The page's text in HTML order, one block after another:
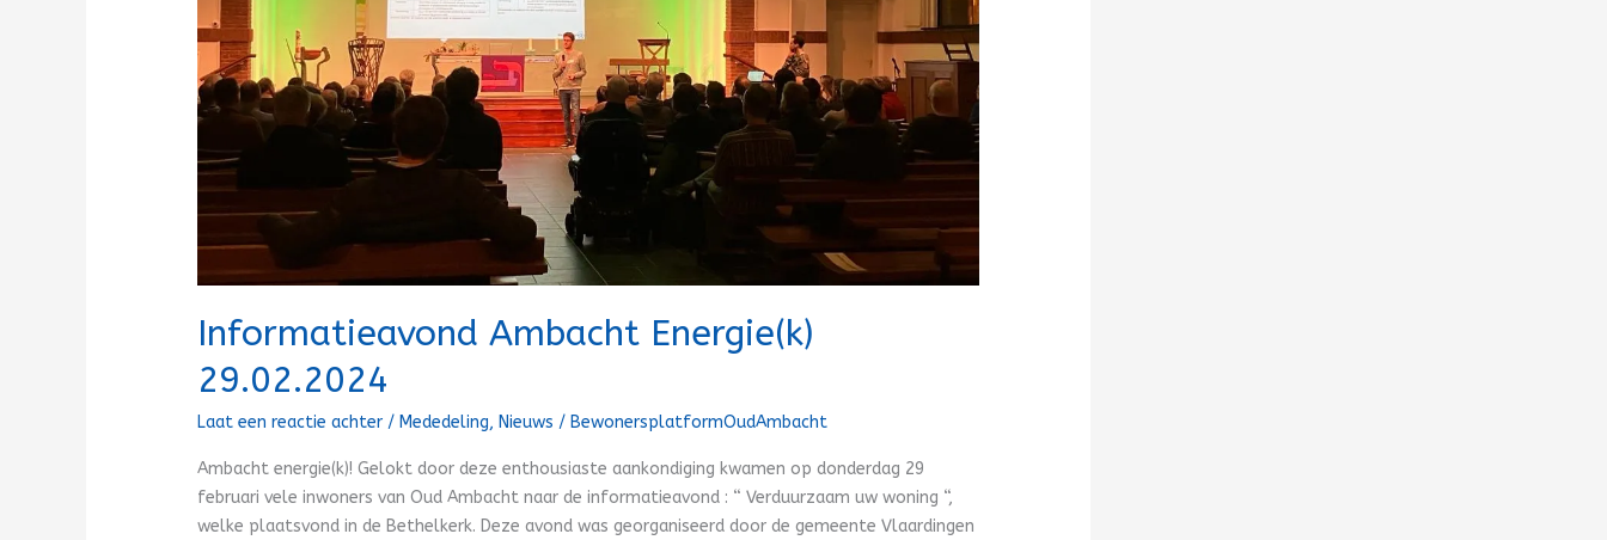
Informatieavond Ambacht Energie(k)
29.02.2024
Laat een reactie achter / Mededeling, Nieuws / BewonersplatformOudAmbacht
Ambacht energie(k)! Gelokt door deze enthousiaste aankondiging kwamen op donderdag 29
februari vele inwoners van Oud Ambacht naar de informatieavond : “ Verduurzaam uw woning “,
welke plaatsvond in de Bethelkerk. Deze avond was georganiseerd door de gemeente Vlaardingen